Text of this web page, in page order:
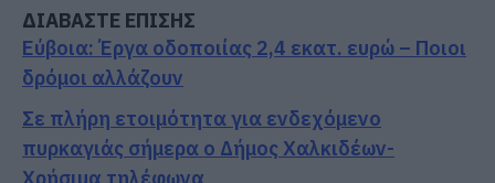
ΔΙΑΒΑΣΤΕ ΕΠΙΣΗΣ
Εύβοια: Έργα οδοποιίας 2,4 εκατ. ευρώ – Ποιοι
δρόμοι αλλάζουν
Σε πλήρη ετοιμότητα για ενδεχόμενο
πυρκαγιάς σήμερα ο Δήμος Χαλκιδέων-
Χρήσιμα τηλέφωνα